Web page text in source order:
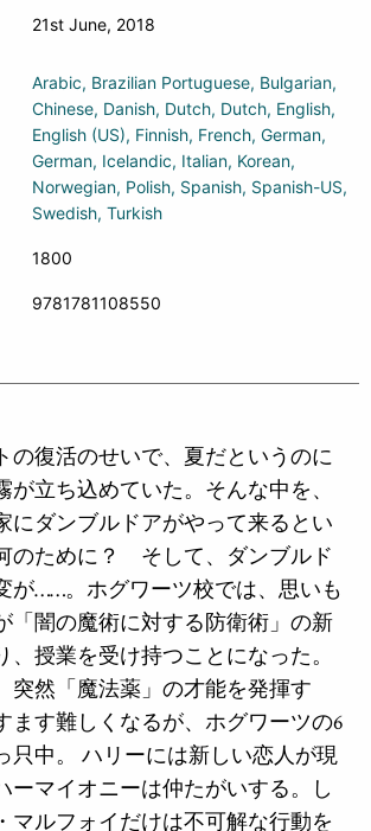
21st June, 2018
Arabic Brazilian Portuguese Bulgarian
Chinese Danish Dutch Dutch English
English (US) Finnish French German
German Icelandic Italian Korean
Norwegian Polish Spanish Spanish-US
Swedish Turkish
1800
9781781108550
の復活のせいで、夏だというのに
が立ち込めていた。そんな中を、
にダンブルドアがやって来るとい
のために？ そして、ダンブルド
が……。ホグワーツ校では、思いも
「闇の魔術に対する防衛術」の新
、授業を受け持つことになった。
突然「魔法薬」の才能を発揮す
ます難しくなるが、ホグワーツの6
只中。 ハリーには新しい恋人が現
ーマイオニーは仲たがいする。し
マルフォイだけは不可解な行動を